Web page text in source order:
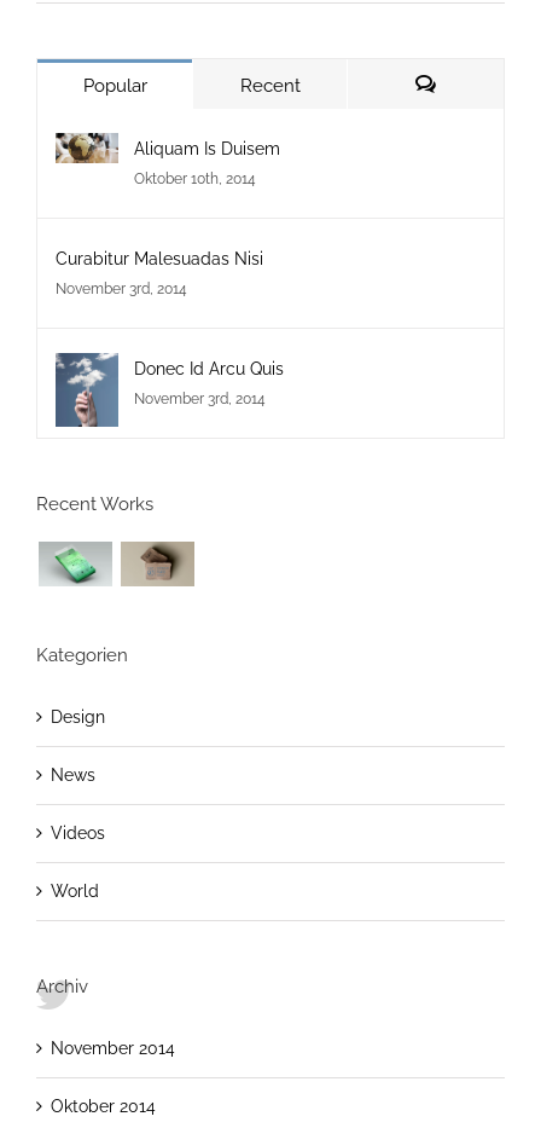
Popular Recent
Aliquam Is Duisem
Oktober 10th, 2014
Curabitur Malesuadas Nisi
November 3rd, 2014
Donec Id Arcu Quis
November 3rd, 2014
Recent Works
Kategorien
Design
News
Videos
World
Archiv
November 2014
Oktober 2014